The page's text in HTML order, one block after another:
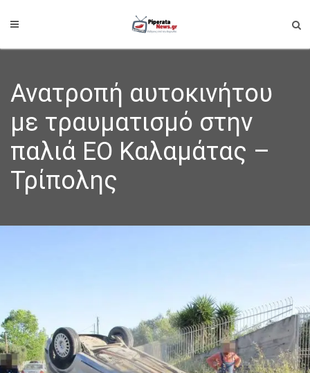
Ανατροπή αυτοκινήτου
με τραυματισμό στην
παλιά ΕΟ Καλαμάτας –
Τρίπολης